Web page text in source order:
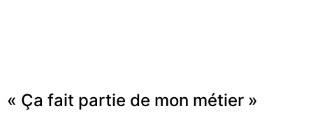
« Ça fait partie de mon métier »